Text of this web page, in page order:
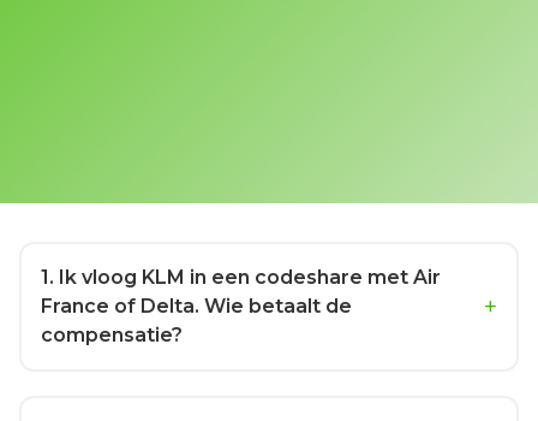
1. Ik vloog KLM in een codeshare met Air
France of Delta. Wie betaalt de
compensatie?